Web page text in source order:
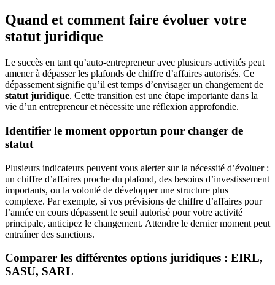
Quand et comment faire évoluer votre
statut juridique
Le succès en tant qu’auto-entrepreneur avec plusieurs activités peut
amener à dépasser les plafonds de chiffre d’affaires autorisés. Ce
dépassement signifie qu’il est temps d’envisager un changement de
statut juridique. Cette transition est une étape importante dans la
vie d’un entrepreneur et nécessite une réflexion approfondie.
Identifier le moment opportun pour changer de
statut
Plusieurs indicateurs peuvent vous alerter sur la nécessité d’évoluer :
un chiffre d’affaires proche du plafond, des besoins d’investissement
importants, ou la volonté de développer une structure plus
complexe. Par exemple, si vos prévisions de chiffre d’affaires pour
l’année en cours dépassent le seuil autorisé pour votre activité
principale, anticipez le changement. Attendre le dernier moment peut
entraîner des sanctions.
Comparer les différentes options juridiques : EIRL,
SASU, SARL